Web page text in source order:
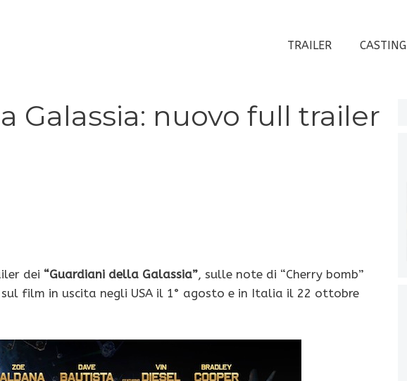
TRAILER CASTING
Galassia: nuovo full trailer
dei “Guardiani della Galassia”, sulle note di “Cherry bomb”
film in uscita negli USA il 1° agosto e in Italia il 22 ottobre